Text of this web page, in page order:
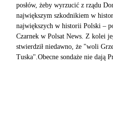
posłów, żeby wyrzucić z rządu
największym szkodnikiem w
największych w historii Polski –
Czarnek w Polsat News. Z kolei
stwierdził niedawno, że "woli
Tuska".Obecne sondaże nie dają